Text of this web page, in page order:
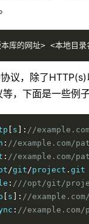
库的网址> <本地目录
议，除了HTTP(s)
，下面是一些例子
s ]: //
: //example.com/
: //example.com/
/git/project . git
: ///opt/git/
s ]: //
: //